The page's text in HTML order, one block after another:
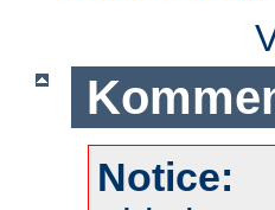
Notice: